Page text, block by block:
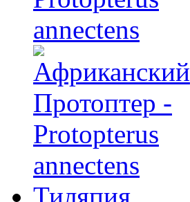
annectens